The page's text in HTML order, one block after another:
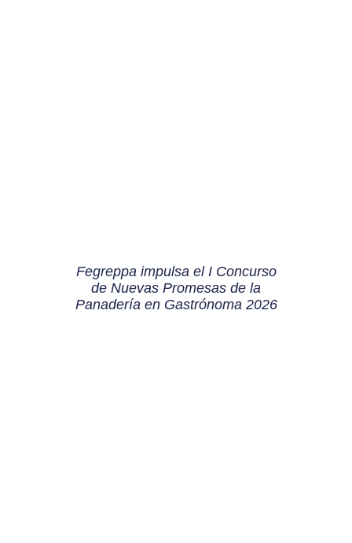
Fegreppa impulsa el I Concurso
de Nuevas Promesas de la
Panadería en Gastrónoma 2026